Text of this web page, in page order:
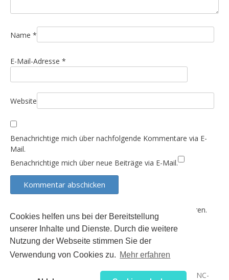
Cookies helfen uns bei der Bereitstellung
unserer Inhalte und Dienste. Durch die weitere
Nutzung der Webseite stimmen Sie der
Verwendung von Cookies zu. Mehr erfahren
t
i
o
n
Name *
E-Mail-Adresse *
Website
Benachrichtige mich über nachfolgende Kommentare via E-
Mail.
Benachrichtige mich über neue Beiträge via E-Mail.
Diese Website verwendet Akismet, um Spam zu reduzieren.
Erfahre, wie deine Kommentardaten verarbeitet werden.
gekennzeichnet) der Creative Commons 3.0 Lizenz (BY-NC-